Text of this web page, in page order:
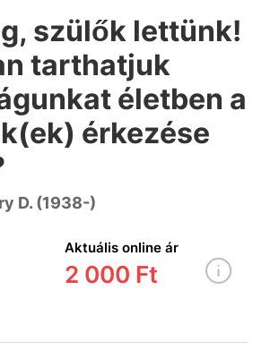
szülők lettünk!
tarthatjuk
életben a
érkezése
D. (1938-)
Aktuális online ár
2 000 Ft